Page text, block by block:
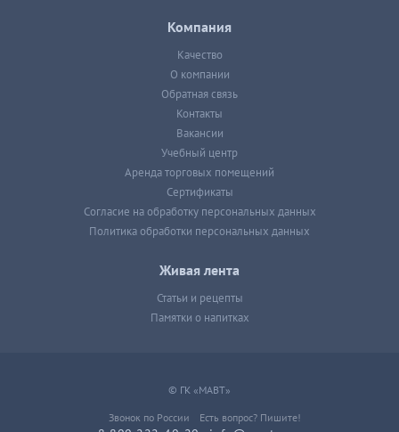
Компания
Качество
О компании
Обратная связь
Контакты
Вакансии
Учебный центр
Аренда торговых помещений
Сертификаты
Согласие на обработку персональных данных
Политика обработки персональных данных
Живая лента
Статьи и рецепты
Памятки о напитках
© ГК «МАВТ»
Звонок по России Есть вопрос? Пишите!